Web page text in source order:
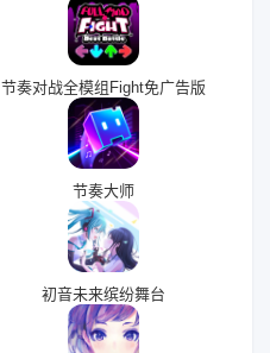
节奏对战全模组Fight免广告版
节奏大师
初音未来缤纷舞台